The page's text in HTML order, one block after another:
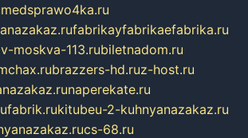
medsprawo4ka.ru
fabrikayfabrikaefabrika.ru
moskva-113.rubiletnadom.ru
brazzers-hd.ruz-host.ru
naperekate.ru
kitubeu-2-kuhnyanazakaz.ru
cs-68.ru